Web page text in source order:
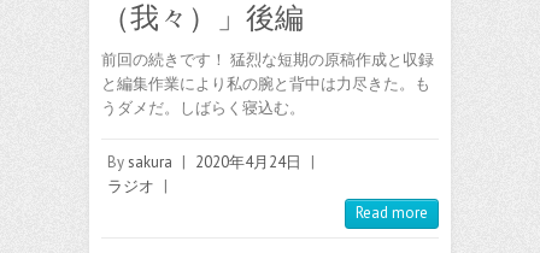
（我々）」後編
前回の続きです！ 猛烈な短期の原稿作成と収録
と編集作業により私の腕と背中は力尽きた。も
うダメだ。しばらく寝込む。
Bysakura | 2020年4月24日
|
ラジオ |
Read more